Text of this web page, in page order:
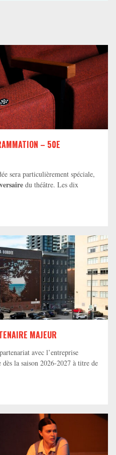
– 50E
sera particulièrement spéciale,
du théâtre. Les dix
MAJEUR
avec l’entreprise
dès la saison 2026-2027 à titre de